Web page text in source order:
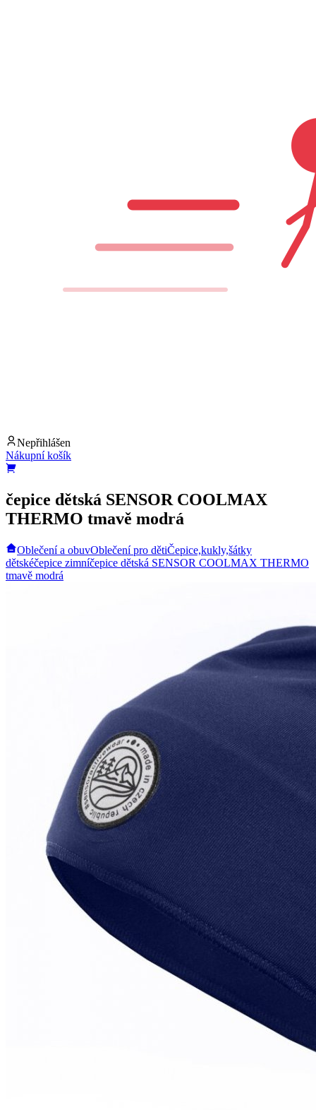
Nepřihlášen
Nákupní košík
čepice dětská SENSOR COOLMAX
THERMO tmavě modrá
Oblečení a obuvOblečení pro dětiČepice,kukly,šátky
dětskéčepice zimníčepice dětská SENSOR COOLMAX THERMO
tmavě modrá